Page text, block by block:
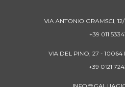
VIA ANTONIO GRAMSCI,
+39 011
VIA DEL PINO, 27 - 10064
+39 0121